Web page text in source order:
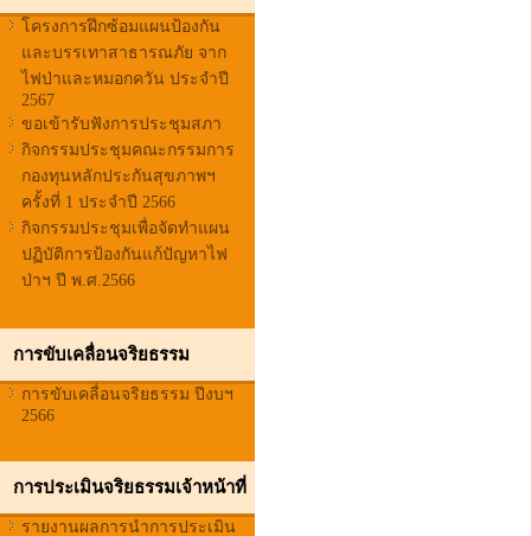
โครงการฝึกซ้อมแผนป้องกัน
และบรรเทาสาธารณภัย จาก
ไฟป่าและหมอกควัน ประจำปี
2567
ขอเข้ารับฟังการประชุมสภา
กิจกรรมประชุมคณะกรรมการ
กองทุนหลักประกันสุขภาพฯ
ครั้งที่ 1 ประจำปี 2566
กิจกรรมประชุมเพื่อจัดทำแผน
ปฏิบัติการป้องกันแก้ปัญหาไฟ
ป่าฯ ปี พ.ศ.2566
การขับเคลื่อนจริยธรรม
การขับเคลื่อนจริยธรรม ปีงบฯ
2566
การประเมินจริยธรรมเจ้าหน้าที่
รายงานผลการนำการประเมิน